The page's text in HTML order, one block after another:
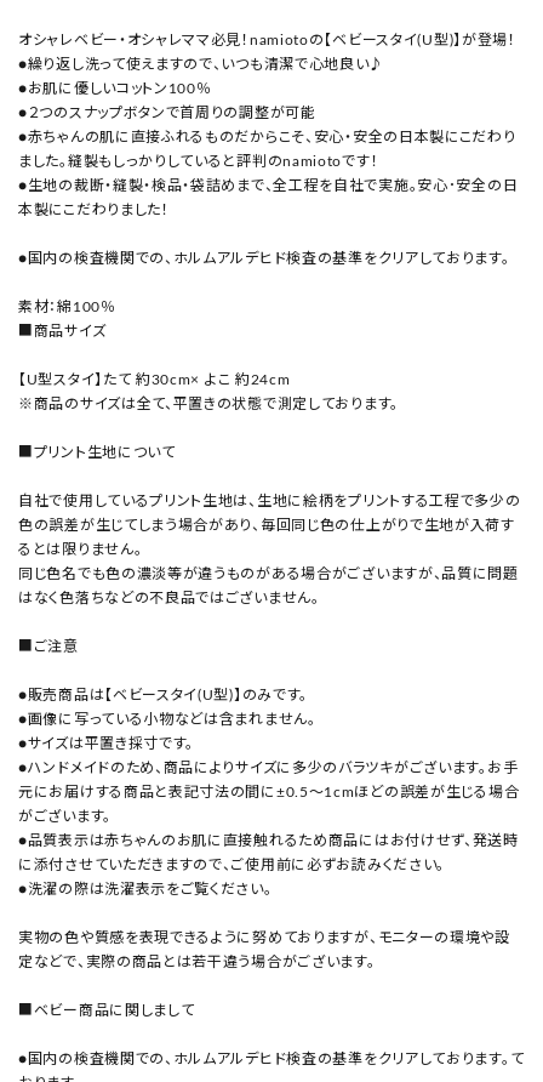
オシャレベビー・オシャレママ必見！namiotoの【ベビースタイ(U型)】が登場！
●繰り返し洗って使えますので、いつも清潔で心地良い♪
●お肌に優しいコットン100％
●２つのスナップボタンで首周りの調整が可能
●赤ちゃんの肌に直接ふれるものだからこそ、安心・安全の日本製にこだわり
ました。縫製もしっかりしていると評判のnamiotoです！
●生地の裁断・縫製・検品・袋詰めまで、全工程を自社で実施。安心･安全の日
本製にこだわりました！
●国内の検査機関での、ホルムアルデヒド検査の基準をクリアしております。
素材：綿100％
■商品サイズ
【U型スタイ】たて 約30cm× よこ 約24cm
※商品のサイズは全て、平置きの状態で測定しております。
■プリント生地について
自社で使用しているプリント生地は、生地に絵柄をプリントする工程で多少の
色の誤差が生じてしまう場合があり、毎回同じ色の仕上がりで生地が入荷す
るとは限りません。
同じ色名でも色の濃淡等が違うものがある場合がございますが、品質に問題
はなく色落ちなどの不良品ではございません。
■ご注意
●販売商品は【ベビースタイ(U型)】のみです。
●画像に写っている小物などは含まれません。
●サイズは平置き採寸です。
●ハンドメイドのため、商品によりサイズに多少のバラツキがございます。お手
元にお届けする商品と表記寸法の間に±0.5～1cmほどの誤差が生じる場合
がございます。
●品質表示は赤ちゃんのお肌に直接触れるため商品にはお付けせず、発送時
に添付させていただきますので、ご使用前に必ずお読みください。
●洗濯の際は洗濯表示をご覧ください。
実物の色や質感を表現できるように努めておりますが、モニターの環境や設
定などで、実際の商品とは若干違う場合がございます。
■ベビー商品に関しまして
●国内の検査機関での、ホルムアルデヒド検査の基準をクリアしております。て